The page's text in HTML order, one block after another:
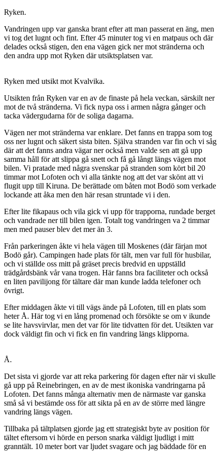
Ryken.
Vandringen upp var ganska brant efter att man passerat en äng, men
vi tog det lugnt och fint. Efter 45 minuter tog vi en matpaus och där
delades också stigen, den ena vägen gick ner mot stränderna och
den andra upp mot Ryken där utsiktsplatsen var.
Ryken med utsikt mot Kvalvika.
Utsikten från Ryken var en av de finaste på hela veckan, särskilt ner
mot de två stränderna. Vi fick nypa oss i armen några gånger och
tacka vädergudarna för de soliga dagarna.
Vägen ner mot stränderna var enklare. Det fanns en trappa som tog
oss ner lugnt och säkert sista biten. Själva stranden var fin och vi såg
där att det fanns andra vägar ner också men valde sen att gå upp
samma håll för att slippa gå snett och få gå långt längs vägen mot
bilen. Vi pratade med några svenskar på stranden som kört bil 20
timmar mot Lofoten och vi alla tänkte nog att det var skönt att vi
flugit upp till Kiruna. De berättade om båten mot Bodö som verkade
lockande att åka men den här resan struntade vi i den.
Efter lite fikapaus och vila gick vi upp för trapporna, rundade berget
och vandrade ner till bilen igen. Totalt tog vandringen va 2 timmar
men med pauser blev det mer än 3.
Från parkeringen åkte vi hela vägen till Moskenes (där färjan mot
Bodö går). Campingen hade plats för tält, men var full för husbilar,
och vi ställde oss mitt på gräset precis bredvid en uppställd
trädgårdsbänk vår vana trogen. Här fanns bra faciliteter och också
en liten pavilijong för tältare där man kunde ladda telefoner och
övrigt.
Efter middagen åkte vi till vägs ände på Lofoten, till en plats som
heter Å. Här tog vi en lång promenad och försökte se om v ikunde
se lite havsvirvlar, men det var för lite tidvatten för det. Utsikten var
dock väldigt fin och vi fick en fin vandring längs klipporna.
Å.
Det sista vi gjorde var att reka parkering för dagen efter när vi skulle
gå upp på Reinebringen, en av de mest ikoniska vandringarna på
Lofoten. Det fanns många alternativ men de närmaste var ganska
små så vi bestämde oss för att sikta på en av de större med längre
vandring längs vägen.
Tillbaka på tältplatsen gjorde jag ett strategiskt byte av position för
tältet eftersom vi hörde en person snarka väldigt ljudligt i mitt
granntält. 10 meter bort var ljudet svagare och jag bäddade för en